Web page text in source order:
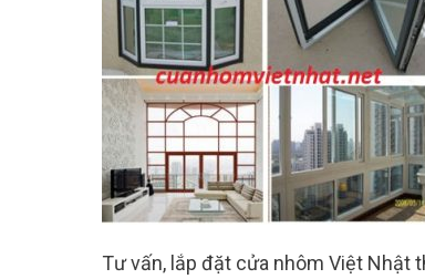
Tư vấn, lắp đặt cửa nhôm Việt Nhật